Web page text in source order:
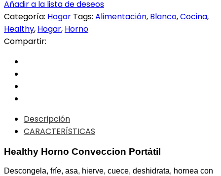
Convección
Portátil
quantity
Añadir a la lista de deseos
Categoría: Hogar Tags: Alimentación, Blanco,Cocina,
Healthy, Hogar, Horno
Compartir:
Descripción
CARACTERÍSTICAS
Healthy Horno Conveccion Portátil
Descongela, fríe, asa, hierve, cuece, deshidrata, hornea con